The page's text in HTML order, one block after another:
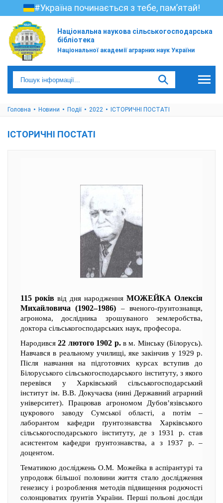
#Україна починається з тебе, пам’ятай!
Національна наукова сільськогосподарська
бібліотека
Національної академії аграрних наук України
Головна Новини Події 2022 ІСТОРИЧНІ ПОСТАТІ
ІСТОРИЧНІ ПОСТАТІ
115 років від дня народження МОЖЕЙКА Олексія
Михайловича (1902–1986) – вченого-ґрунтознавця,
агронома, дослідника зрошуваного землеробства,
доктора сільськогосподарських наук, професора.
Народився22 лютого 1902 р.в м. Мінську (Білорусь).
Навчався в реальному училищі, яке закінчив у 1929 р.
Після навчання на підготовчих курсах вступив до
Білоруського сільськогосподарського інституту, з якого
перевівся у Харківський сільськогосподарський
інститут ім. В.В. Докучаєва (нині Державний аграрний
університет). Працював агрономом Дубов’язівського
цукрового заводу Сумської області, а потім –
лаборантом кафедри ґрунтознавства Харківського
сільськогосподарського інституту, де з 1931 р. став
асистентом кафедри ґрунтознавства, а з 1937 р. –
доцентом.
Тематикою досліджень О.М. Можейка в аспірантурі та
упродовж більшої половини життя стало дослідження
генезису і розроблення методів підвищення родючості
солонцюватих ґрунтів України. Перші польові досліди